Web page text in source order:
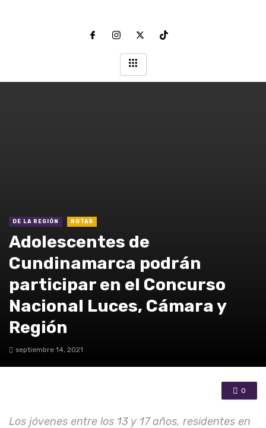
DE LA REGIÓN NOTAS
Adolescentes de
Cundinamarca podrán
participar en el Concurso
Nacional Luces, Cámara y
Región
septiembre 14, 2021
0
Los jóvenes entre los 13 y 17 años, residentes en